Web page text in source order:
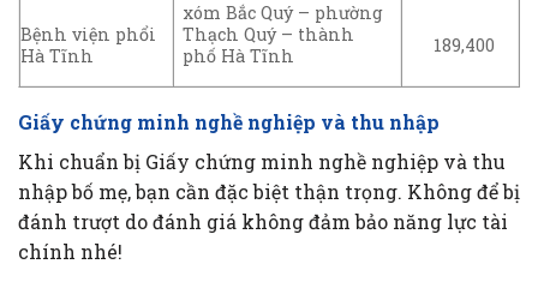
Bệnh viện phổi
Hà Tĩnh
xóm Bắc Quý – phường
Thạch Quý – thành
phố Hà Tĩnh
189,400
Giấy chứng minh nghề nghiệp và thu nhập
Khi chuẩn bị Giấy chứng minh nghề nghiệp và thu
nhập bố mẹ, bạn cần đặc biệt thận trọng. Không để bị
đánh trượt do đánh giá không đảm bảo năng lực tài
chính nhé!